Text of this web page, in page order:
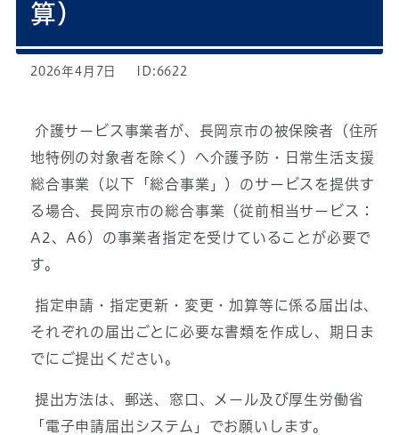
算）
2026年4月7日 ID:6622
介護サービス事業者が、長岡京市の被保険者（住所
地特例の対象者を除く）へ介護予防・日常生活支援
総合事業（以下「総合事業」）のサービスを提供す
る場合、長岡京市の総合事業（従前相当サービス：
A2、A6）の事業者指定を受けていることが必要で
す。
指定申請・指定更新・変更・加算等に係る届出は、
それぞれの届出ごとに必要な書類を作成し、期日ま
でにご提出ください。
提出方法は、郵送、窓口、メール及び厚生労働省
「電子申請届出システム」でお願いします。